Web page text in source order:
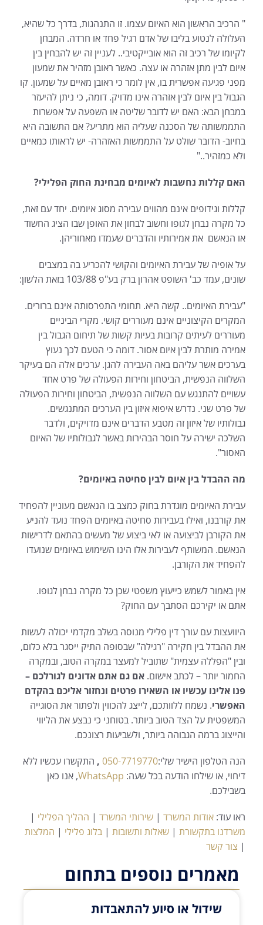
" הרכיב הראשון הוא האיום עצמו. זו התנהגות, בדרך כל שהיא,
העלולה לנטוע בליבו של אדם רגיל פחד או חרדה. המבחן
לקיומו של רכיב זה הוא אובייקטיבי.. לעניין זה יש להבחין בין
איום לבין מתן אזהרה או עצה. כאשר ראובן מזהיר את שמעון
מפני פגיעה אפשרית בו, אין לומר כי ראובן מאיים על שמעון. קו
הגבול בין איום לבין אזהרה אינו מדויק. דומה, כי ניתן להיעזר
במבחן הבא: האם יש לדובר שליטה או השפעה על אפשרות
התממשותה של הסכנה שעליה הוא מתריע? אם התשובה היא
בחיוב- הדובר שולט על התממשות האזהרה- יש לראותו כמאיים
ולא כמזהיר.."
האם קללות נחשבות לאיומים מבחינת החוק הפלילי?
קללות וגידופים אינם מהווים עבירה מסוג איומים. יחד עם זאת,
כל מקרה נבחן לגופו וחשוב לבחון את האופן שבו הציג החשוד
או הנאשם את אמירותיו והדברים שעמדו מאחוריהן.
על אופיה של עבירת האיומים והקושי להכריע בה במצבים
שונים, עמד כב' השופט אהרון ברק בע"פ 103/88 בזאת הלשון:
"עבירת האיומים.. קשה היא. תחומי התפרסותה אינם ברורים.
המקרים הקיצוניים אינם מעוררים קושי. מקרי הביניים
מעוררים לעיתים קרובות בעיות קשות של תיחום הגבול בין
אמירה מותרת לבין איום אסור. דומה כי הטעם לכך נעוץ
בערכים אשר עליהם באה העבירה להגן. ערכים אלה הם בעיקר
השלווה הנפשית, הביטחון וחירות הפעולה של פרט אחד
עשויים להתנגש עם השלווה הנפשית, הביטחון וחירות הפעולה
של פרט שני. נדרש איפוא איזון בין הערכים המתנגשים.
גבולותיו של איזון זה מטבע הדברים אינם מדויקים, ולדבר
השלכה ישירה על חוסר הבהירות באשר לגבולותיו של האיום
האסור".
מה ההבדל בין איום לבין סחיטה באיומים?
עבירת האיומים מוגדרת בחוק כמצב בו הנאשם מעוניין להפחיד
את קורבנו, ואילו בעבירות סחיטה באיומים הפחד נועד להניע
את הקורבן לביצועה או לאי ביצוע של מעשים בהתאם לדרישות
הנאשם. המשותף לעבירות אלו הינו השימוש באיומים שנועדו
להפחיד את הקורבן.
אין באמור לשמש כייעוץ משפטי שכן כל מקרה נבחן לגופו.
אתם או יקירכם הסתבך עם החוק?
היוועצות עם עורך דין פלילי מנוסה בשלב מקדמי יכולה לעשות
את ההבדל בין חקירה "רגילה" שבסופה התיק ייסגר בלא כלום,
ובין "הפללה עצמית" שתוביל למעצר במקרה הטוב, ובמקרה
החמור יותר – לכתב אישום. אם גם אתם אדונים לגורלכם –
פנו אלינו עכשיו או השאירו פרטים ונחזור אליכם בהקדם
האפשרי. נשמח ללוותכם, לייצג להכווין ולפתור את הסוגייה
המשפטית על הצד הטוב ביותר. בטוחני כי נבצע את הליווי
והייצוג ברמה הגבוהה ביותר, ולשביעות רצונכם.
הנה הטלפון הישיר שלי:050-7719770
, התקשרו עכשיו ללא
דיחוי, או שילחו הודעה בכל שעה: WhatsApp, אנו כאן
בשבילכם.
ראו עוד: אודות המשרד | שירותי המשרד | ההליך הפלילי |
משרדנו בתקשורת | שאלות ותשובות | בלוג פלילי | המלצות
| צור קשר
מאמרים נוספים בתחום
שידול או סיוע להתאבדות